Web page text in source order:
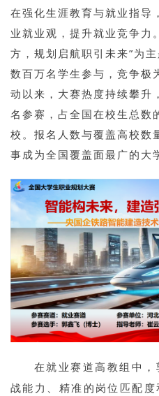
在强化生涯教育与就业指导
业就业观，提升就业竞争力
方，规划启航职引未来”为
数百万名学生参与，竞争
动以来，大赛热度持续攀
名参赛，占全国在校生总
校。报名人数与覆盖高校数
事成为全国覆盖面最广的大
在就业赛道高教组中
战能力、精准的岗位匹配